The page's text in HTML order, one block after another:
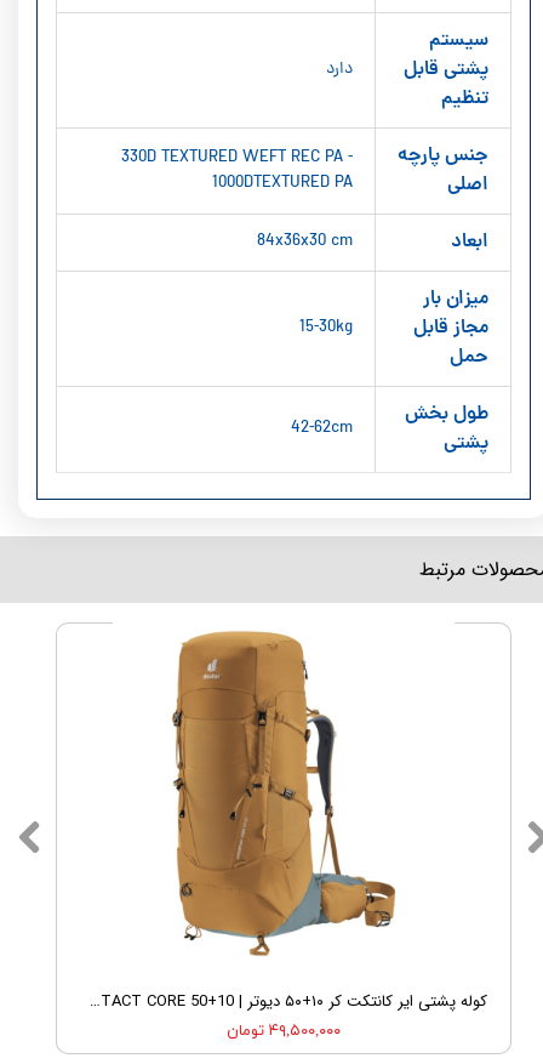
سیستم
پشتی قابل
تنظیم
دارد
جنس پارچه
اصلی
330D TEXTURED WEFT REC PA -
1000DTEXTURED PA
ابعاد 84x36x30 cm
میزان بار
مجاز قابل
حمل
15-30kg
طول بخش
پشتی
42-62cm
مرتبط
کوله پشتی ایر کانتکت کر ۱۰+۵۰ دیوتر | DEUTER AIRCONTACT CORE 50+10
۴۹,۵۰۰,۰۰۰ تومان